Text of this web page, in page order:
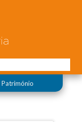
Património